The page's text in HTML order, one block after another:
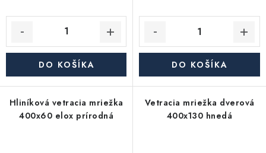
DO KOŠÍKA DO KOŠÍKA
Hliníková vetracia mriežka
400x60 elox prírodná
Vetracia mriežka dverová
400x130 hnedá